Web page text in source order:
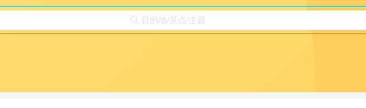
 目的地/景点/主题